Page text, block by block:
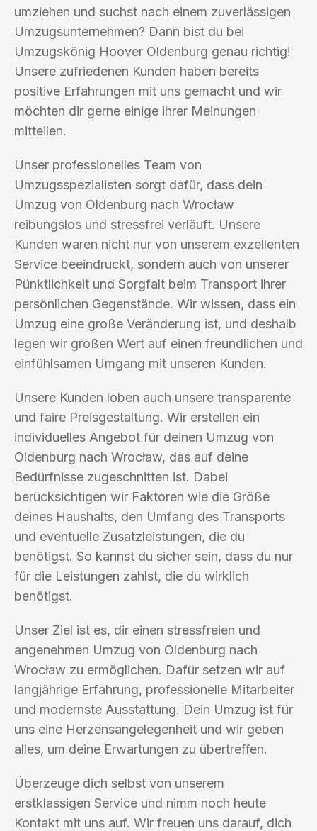
umziehen und suchst nach einem zuverlässigen
Umzugsunternehmen? Dann bist du bei
Umzugskönig Hoover Oldenburg genau richtig!
Unsere zufriedenen Kunden haben bereits
positive Erfahrungen mit uns gemacht und wir
möchten dir gerne einige ihrer Meinungen
mitteilen.
Unser professionelles Team von
Umzugsspezialisten sorgt dafür, dass dein
Umzug von Oldenburg nach Wrocław
reibungslos und stressfrei verläuft. Unsere
Kunden waren nicht nur von unserem exzellenten
Service beeindruckt, sondern auch von unserer
Pünktlichkeit und Sorgfalt beim Transport ihrer
persönlichen Gegenstände. Wir wissen, dass ein
Umzug eine große Veränderung ist, und deshalb
legen wir großen Wert auf einen freundlichen und
einfühlsamen Umgang mit unseren Kunden.
Unsere Kunden loben auch unsere transparente
und faire Preisgestaltung. Wir erstellen ein
individuelles Angebot für deinen Umzug von
Oldenburg nach Wrocław, das auf deine
Bedürfnisse zugeschnitten ist. Dabei
berücksichtigen wir Faktoren wie die Größe
deines Haushalts, den Umfang des Transports
und eventuelle Zusatzleistungen, die du
benötigst. So kannst du sicher sein, dass du nur
für die Leistungen zahlst, die du wirklich
benötigst.
Unser Ziel ist es, dir einen stressfreien und
angenehmen Umzug von Oldenburg nach
Wrocław zu ermöglichen. Dafür setzen wir auf
langjährige Erfahrung, professionelle Mitarbeiter
und modernste Ausstattung. Dein Umzug ist für
uns eine Herzensangelegenheit und wir geben
alles, um deine Erwartungen zu übertreffen.
Überzeuge dich selbst von unserem
erstklassigen Service und nimm noch heute
Kontakt mit uns auf. Wir freuen uns darauf, dich